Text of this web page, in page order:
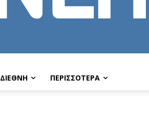
ΔΙΕΘΝΗ ΠΕΡΙΣΣΟΤΕΡΑ